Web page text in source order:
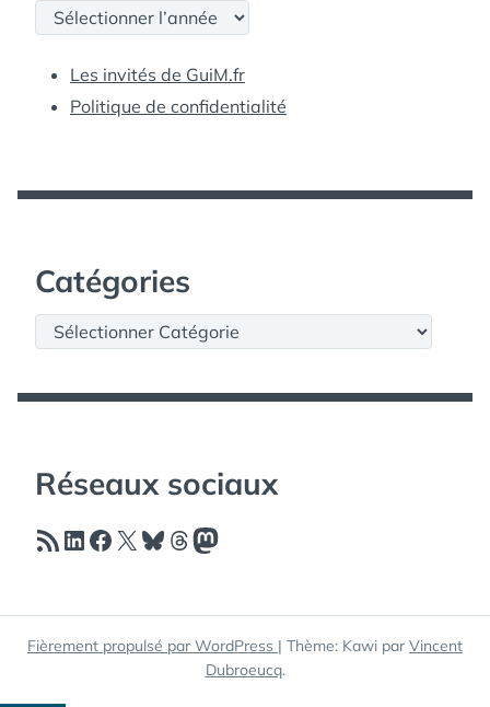
Archives
Les invités de GuiM.fr
Politique de confidentialité
Catégories
Catégories
Réseaux sociaux
Flux RSSLinkedIn
Facebook
X Bluesky
Threads
Mastodon
Fièrement propulsé par WordPress | Thème: Kawi par Vincent
Dubroeucq.